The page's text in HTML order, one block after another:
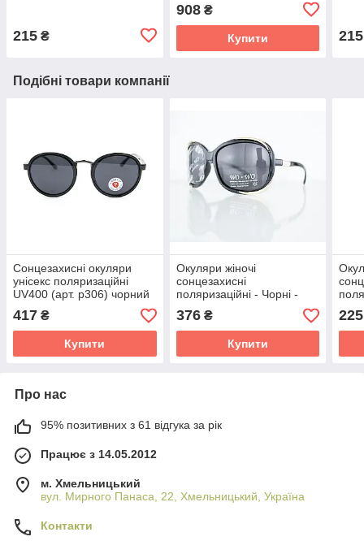
215 ₴
908₴
Купити 215
Подібні товари компанії
Сонцезахисні окуляри
унісекс поляризаційні
UV400 (арт. p306) чорний
417 ₴
Купити
Окуляри жіночі
сонцезахисні
поляризаційні - Чорні -
8140
376₴
Купити
-
225
Про нас
95% позитивних з 61 відгука за рік
Працює з 14.05.2012
м. Хмельницький
вул. Мирного Панаса, 22, Хмельницький, Україна
Контакти